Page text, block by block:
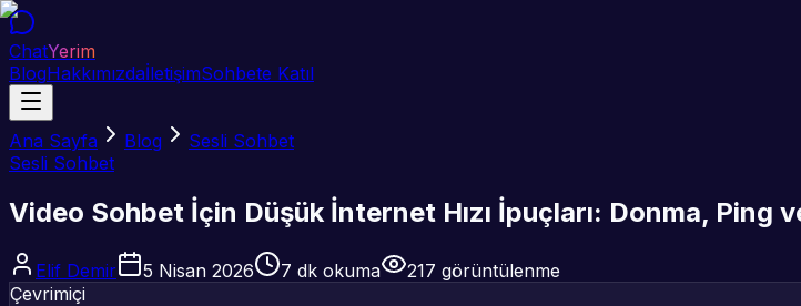
ChatYerim
BlogHakkımızdaİletişimSohbete Katıl
Ana Sayfa Blog
Sesli Sohbet
Sesli Sohbet
Video Sohbet İçin Düşük İnternet Hızı İpuçları: Donma, Ping
Elif Demir 5 Nisan 2026 7 dk okuma 217 görüntülenme
Çevrimiçi